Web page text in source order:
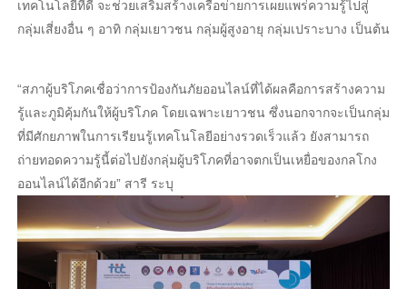
เทคโนโลยีที่ดี จะช่วยเสริมสร้างเครือข่ายการเผยแพร่ความรู้ไปสู่
กลุ่มเสี่ยงอื่น ๆ อาทิ กลุ่มเยาวชน กลุ่มผู้สูงอายุ กลุ่มเปราะบาง เป็นต้น
“สภาผู้บริโภคเชื่อว่าการป้องกันภัยออนไลน์ที่ได้ผลคือการสร้างความ
รู้และภูมิคุ้มกันให้ผู้บริโภค โดยเฉพาะเยาวชน ซึ่งนอกจากจะเป็นกลุ่ม
ที่มีศักยภาพในการเรียนรู้เทคโนโลยีอย่างรวดเร็วแล้ว ยังสามารถ
ถ่ายทอดความรู้นี้ต่อไปยังกลุ่มผู้บริโภคที่อาจตกเป็นเหยื่อของกลโกง
ออนไลน์ได้อีกด้วย” สารี ระบุ